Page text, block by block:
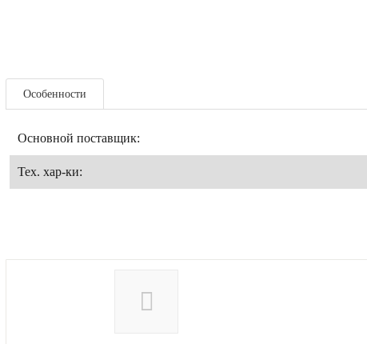
Особенности
Основной поставщик:
Тех. хар-ки: